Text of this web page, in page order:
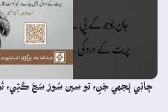
ڄاڻِي ٻُجهِي جَنِ، تو سين سُورَ سَڃَ ڪَئِي،